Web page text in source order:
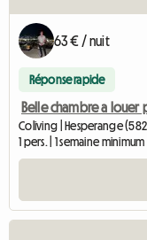
63 € / nuit
Réponse rapide
Belle chambre a louer
Coliving | Hesperange
1 pers. | 1 semaine minimum